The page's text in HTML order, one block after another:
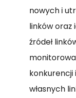
nowych i
linków
źródeł
konkurencji
własnych